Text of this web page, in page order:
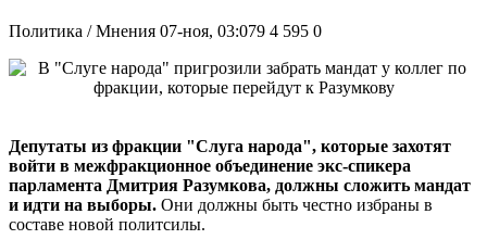
Политика / Мнения 07-ноя, 03:079 4 595 0
Депутаты из фракции "Слуга народа", которые захотят
войти в межфракционное объединение экс-спикера
парламента Дмитрия Разумкова, должны сложить мандат
и идти на выборы. Они должны быть честно избраны в
составе новой политсилы.